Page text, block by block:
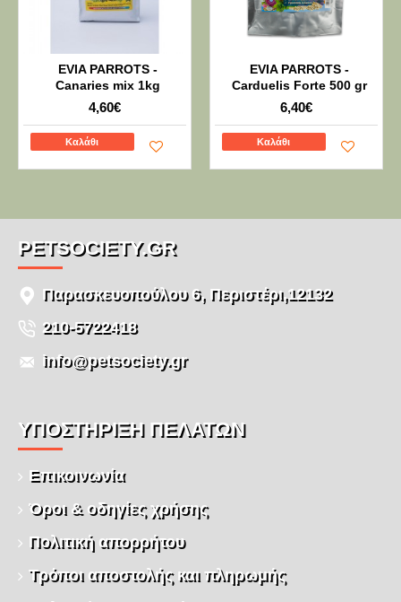
EVIA PARROTS -
Canaries mix 1kg
4,60€
Καλάθι
EVIA PARROTS -
Carduelis Forte 500 gr
6,40€
Καλάθι
PETSOCIETY.GR
Παρασκευοπούλου 6, Περιστέρι,12132
210-5722418
info@petsociety.gr
ΥΠΌΣΤΉΡΙΞΗ ΠΕΛΑΤΏΝ
Επικοινωνία
Όροι & οδηγίες χρήσης
Πολιτική απορρήτου
Τρόποι αποστολής και πληρωμής